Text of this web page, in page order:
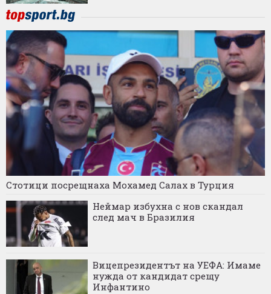
Стотици посрещнаха Мохамед Салах в Турция
Неймар избухна с нов скандал
след мач в Бразилия
Вицепрезидентът на УЕФА: Имаме
нужда от кандидат срещу
Инфантино